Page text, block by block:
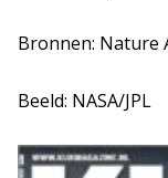
Bronnen: Nature
Beeld: NASA/JPL